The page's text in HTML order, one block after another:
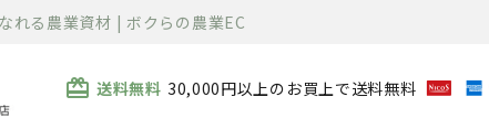
れる農業資材 | ボクらの農業EC
card_giftcard 送料無料 30,000円以上のお買上で送料無料